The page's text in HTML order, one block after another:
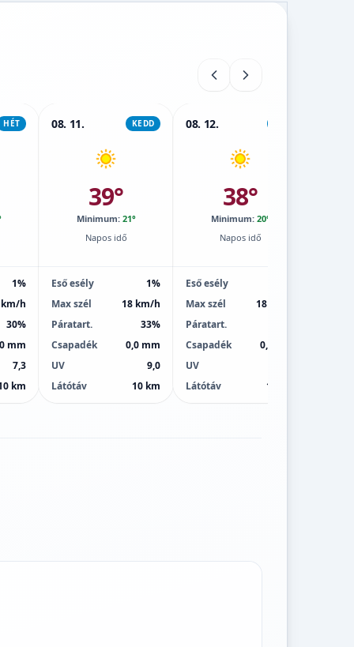
HÉT
1%
km/h
30%
mm
7,3
km
08. 11. KEDD
39°
Minimum: 21°
Napos idő
Eső esély
1%
Max szél
18 km/h
Páratart.
33%
Csapadék
0,0 mm
UV
9,0
Látótáv
10 km
08. 12.
38°
Minimum: 20°
Napos idő
Eső esély
Max szél
18 km/h
Páratart.
Csapadék
0,0 mm
UV
Látótáv
10 km